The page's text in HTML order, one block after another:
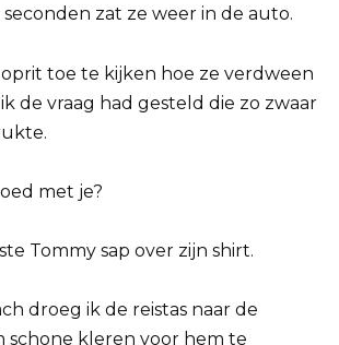
zat ze weer in de auto.
toe te kijken hoe ze verdween
de vraag had gesteld die zo zwaar
met je?
Tommy sap over zijn shirt.
droeg ik de reistas naar de
schone kleren voor hem te